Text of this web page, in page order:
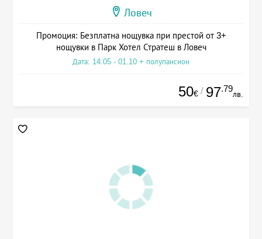
Ловеч
Промоция: Безплатна нощувка при престой от 3+
нощувки в Парк Хотел Стратеш в Ловеч
Дата: 14.05 - 01.10 + полупансион
50€ / 97.79
лв.